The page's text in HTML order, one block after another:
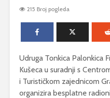
215 Broj pogleda
Udruga Tonkica Palonkica
Kušeca u suradnji s
i Turističkom zajednicom
organizira besplatne
Podmorska
Prodajna
fotografija
lipote“
– Kirin